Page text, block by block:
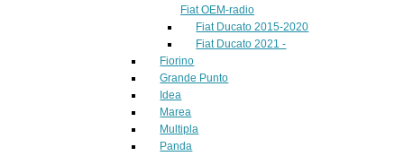
Fiat OEM-radio
Fiat Ducato 2015-2020
Fiat Ducato 2021 -
Fiorino
Grande Punto
Idea
Marea
Multipla
Panda